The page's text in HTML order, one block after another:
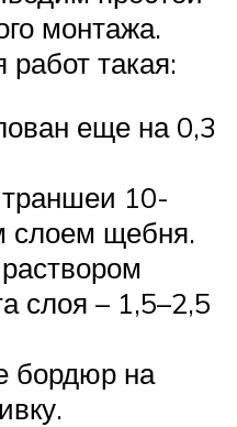
монтажа.
такая:
еще на 0,3
10-
слоем щебня.
слоя – 1,5–2,5
бордюр на